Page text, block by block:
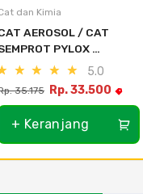
dan Kimia
AEROSOL / CAT
PYLOX
NIPPON PAINT - SEMUA
5.0
35.175 Rp. 33.500
+ Keranjang